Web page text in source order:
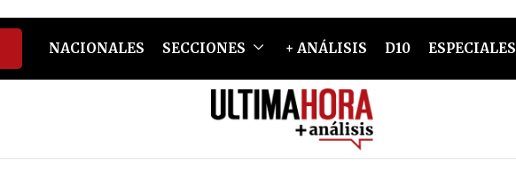
NACIONALES SECCIONES + ANÁLISIS D10 ESPECIALES